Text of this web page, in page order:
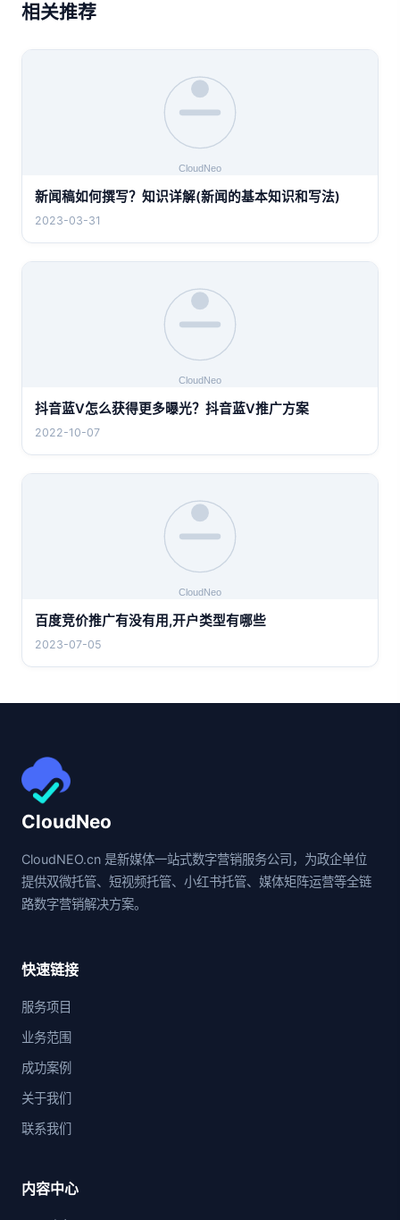
相关推荐
新闻稿如何撰写？知识详解(新闻的基本知识和写法)
2023-03-31
抖音蓝V怎么获得更多曝光？抖音蓝V推广方案
2022-10-07
百度竞价推广有没有用,开户类型有哪些
2023-07-05
CloudNeo
CloudNEO.cn 是新媒体一站式数字营销服务公司，为政企单位
提供双微托管、短视频托管、小红书托管、媒体矩阵运营等全链
路数字营销解决方案。
快速链接
服务项目
业务范围
成功案例
关于我们
联系我们
内容中心